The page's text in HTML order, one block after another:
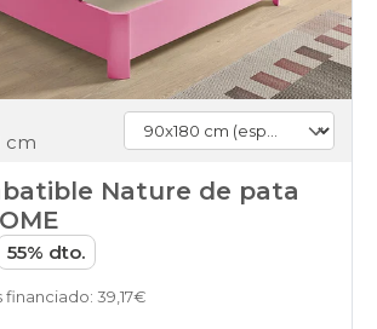
cm
Nature de pata
55% dto.
financiado: 39,17€